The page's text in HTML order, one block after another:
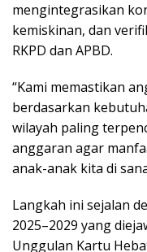
mengintegrasikan
kemiskinan, dan
RKPD dan APBD.
“Kami memastikan
berdasarkan
wilayah paling
anggaran agar
anak-anak kita di
Langkah ini sejalan
2025–2029 yang
Unggulan Kartu